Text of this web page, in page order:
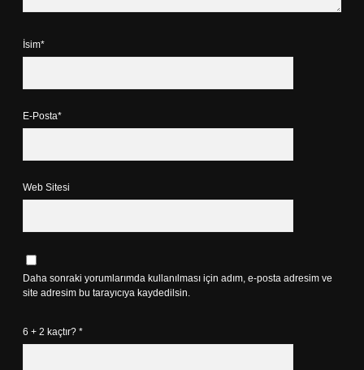
İsim*
E-Posta*
Web Sitesi
Daha sonraki yorumlarımda kullanılması için adım, e-posta adresim ve
site adresim bu tarayıcıya kaydedilsin.
6 + 2 kaçtır? *